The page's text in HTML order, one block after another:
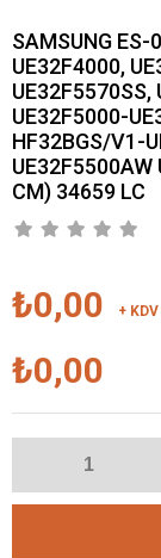
SAMSUNG ES-
UE32F4000,
UE32F5570SS,
UE32F5000-
HF32BGS/V1-
UE32F5500AW
CM) 34659 LC
₺0,00 + KDV
₺0,00